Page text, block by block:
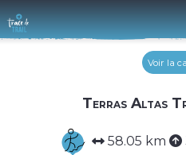
Voir la
Terras Altas
58.05 km